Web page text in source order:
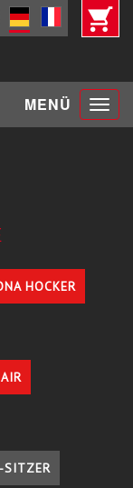
MENÜ Toggle
HOCKER
SITZER